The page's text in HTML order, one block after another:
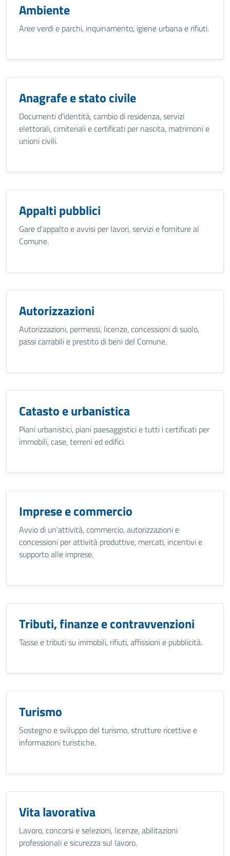
Ambiente
Aree verdi e parchi, inquinamento, igiene urbana e rifiuti.
Anagrafe e stato civile
Documenti d’identità, cambio di residenza, servizi
elettorali, cimiteriali e certificati per nascita, matrimoni e
unioni civili.
Appalti pubblici
Gare d’appalto e avvisi per lavori, servizi e forniture al
Comune.
Autorizzazioni
Autorizzazioni, permessi, licenze, concessioni di suolo,
passi carrabili e prestito di beni del Comune.
Catasto e urbanistica
Piani urbanistici, piani paesaggistici e tutti i certificati per
immobili, case, terreni ed edifici.
Imprese e commercio
Avvio di un’attività, commercio, autorizzazioni e
concessioni per attività produttive, mercati, incentivi e
supporto alle imprese.
Tributi, finanze e contravvenzioni
Tasse e tributi su immobili, rifiuti, affissioni e pubblicità.
Turismo
Sostegno e sviluppo del turismo, strutture ricettive e
informazioni turistiche.
Vita lavorativa
Lavoro, concorsi e selezioni, licenze, abilitazioni
professionali e sicurezza sul lavoro.